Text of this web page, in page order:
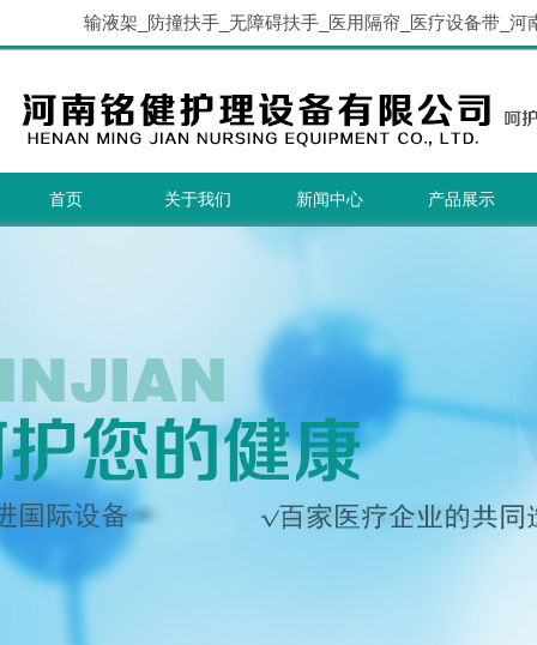
输液架_防撞扶手_无障碍扶手_医用隔帘_医疗设备带_河
首页 关于我们 新闻中心 产品展示